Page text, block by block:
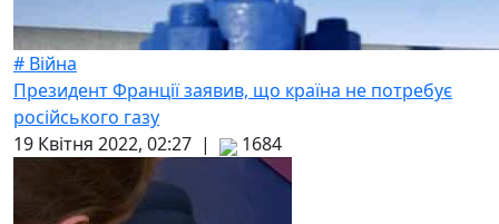
# Війна
Президент Франції заявив, що країна не потребує
російського газу
19 Квітня 2022, 02:27 |
1684